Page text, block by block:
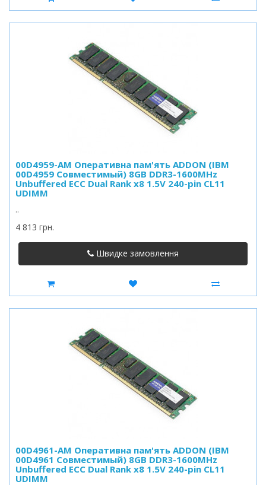
00D4959-AM Оперативна пам'ять ADDON (IBM
00D4959 Совместимый) 8GB DDR3-1600MHz
Unbuffered ECC Dual Rank x8 1.5V 240-pin CL11
UDIMM
..
4 813 грн.
Швидке замовлення
00D4961-AM Оперативна пам'ять ADDON (IBM
00D4961 Совместимый) 8GB DDR3-1600MHz
Unbuffered ECC Dual Rank x8 1.5V 240-pin CL11
UDIMM